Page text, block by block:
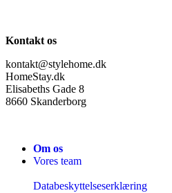
Kontakt os
kontakt@stylehome.dk
HomeStay.dk
Elisabeths Gade 8
8660 Skanderborg
Om os
Vores team
Databeskyttelseserklæring